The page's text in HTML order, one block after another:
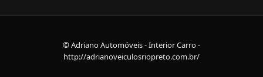
© Adriano Automóveis - Interior Carro -
http://adrianoveiculosriopreto.com.br/